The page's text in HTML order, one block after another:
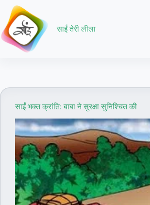
content
साईं तेरी लीला
साईं भक्त क्रांति: बाबा ने सुरक्षा सुनिश्चित की